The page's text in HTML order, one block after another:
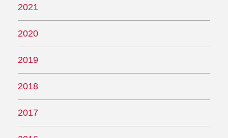
2021
2020
2019
2018
2017